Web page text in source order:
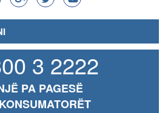
3 2222
PA PAGESË